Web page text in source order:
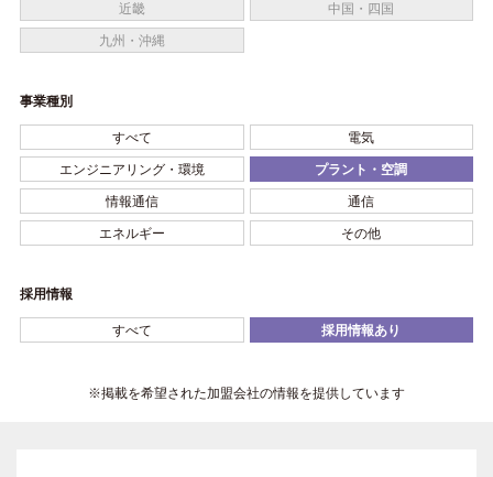
近畿 中国・四国
九州・沖縄
事業種別
すべて 電気
エンジニアリング・環境 プラント・空調
情報通信 通信
エネルギー その他
採用情報
すべて 採用情報あり
※掲載を希望された加盟会社の情報を提供しています